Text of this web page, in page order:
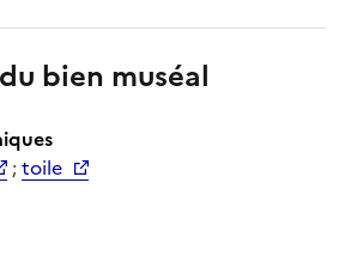
bien muséal
;toile